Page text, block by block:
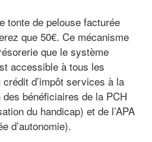
tonte de pelouse facturée
que 50€. Ce mécanisme
que le système
accessible à tous les
d’impôt services à la
des bénéficiaires de la PCH
du handicap) et de l’APA
d’autonomie).